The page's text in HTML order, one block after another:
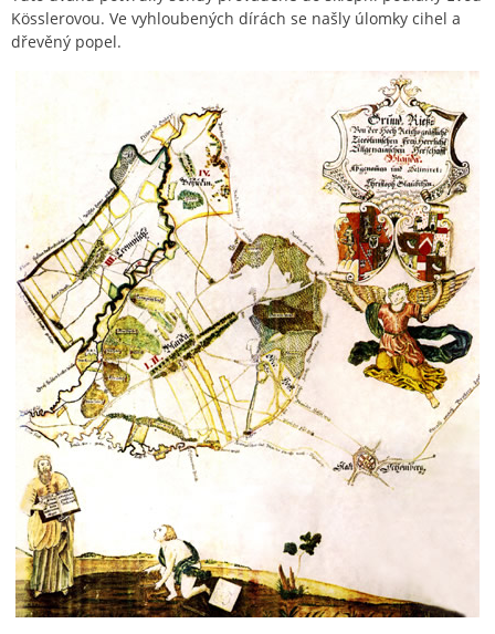
Kösslerovou. Ve vyhloubených dírách se našly úlomky cihel a
dřevěný popel.